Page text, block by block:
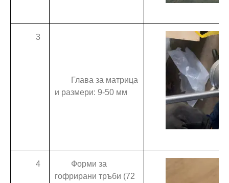
3
Глава за матрица
и размери: 9-50 мм
4
Форми за
гофрирани тръби (72